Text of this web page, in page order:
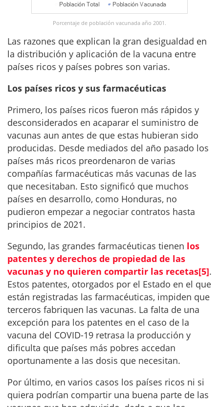
Porcentaje de población vacunada año 2001.
Las razones que explican la gran desigualdad en
la distribución y aplicación de la vacuna entre
países ricos y países pobres son varias.
Los países ricos y sus farmacéuticas
Primero, los países ricos fueron más rápidos y
desconsiderados en acaparar el suministro de
vacunas aun antes de que estas hubieran sido
producidas. Desde mediados del año pasado los
países más ricos preordenaron de varias
compañías farmacéuticas más vacunas de las
que necesitaban. Esto significó que muchos
países en desarrollo, como Honduras, no
pudieron empezar a negociar contratos hasta
principios de 2021.
Segundo, las grandes farmacéuticas tienen los
patentes y derechos de propiedad de las
vacunas y no quieren compartir las recetas[5].
Estos patentes, otorgados por el Estado en el que
están registradas las farmacéuticas, impiden que
terceros fabriquen las vacunas. La falta de una
excepción para los patentes en el caso de la
vacuna del COVID-19 retrasa la producción y
dificulta que países más pobres accedan
oportunamente a las dosis que necesitan.
Por último, en varios casos los países ricos ni si
quiera podrían compartir una buena parte de las